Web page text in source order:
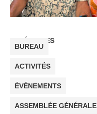
CATÉGORIES
BUREAU
ACTIVITÉS
ÉVÉNEMENTS
ASSEMBLÉE GÉNÉRALE